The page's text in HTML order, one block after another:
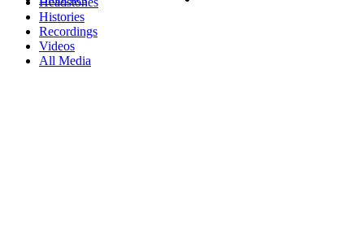
Histories
Recordings
Videos
All Media